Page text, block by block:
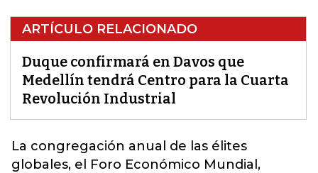
ARTÍCULO RELACIONADO
Duque confirmará en Davos que
Medellín tendrá Centro para la Cuarta
Revolución Industrial
La congregación anual de las élites
globales, el Foro Económico Mundial,